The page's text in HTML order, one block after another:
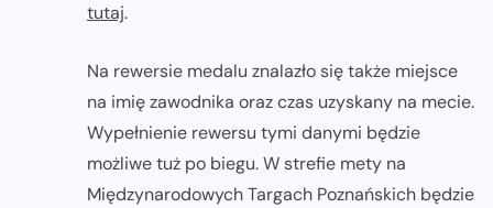
tutaj.
Na rewersie medalu znalazło się także miejsce
na imię zawodnika oraz czas uzyskany na mecie.
Wypełnienie rewersu tymi danymi będzie
możliwe tuż po biegu. W strefie mety na
Międzynarodowych Targach Poznańskich będzie